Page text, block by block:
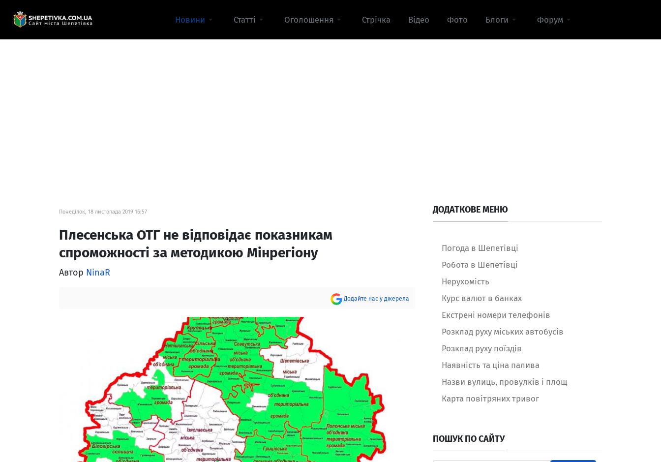
Новини Статті Оголошення Стрічка Відео Фото Блоги Форум
Понеділок, 18 листопада 2019 16:57
Плесенська ОТГ не відповідає показникам
спроможності за методикою Мінрегіону
Автор NinaR
Додайте нас у джерела
ДОДАТКОВЕ МЕНЮ
Погода в Шепетівці
Робота в Шепетівці
Нерухомість
Курс валют в банках
Екстрені номери телефонів
Розклад руху міських автобусів
Розклад руху поїздів
Наявність та ціна палива
Назви вулиць, провулків і площ
Карта повітряних тривог
ПОШУК ПО САЙТУ